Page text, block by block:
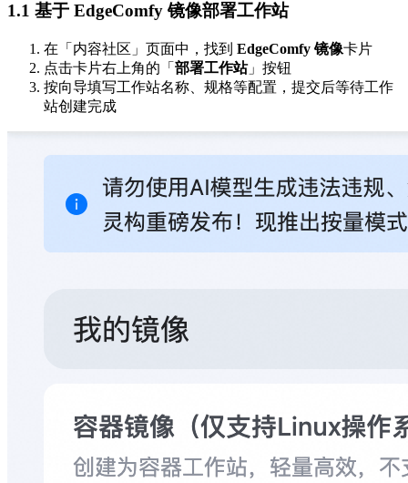
1.1 基于 EdgeComfy 镜像部署工作站
在「内容社区」页面中，找到 EdgeComfy 镜像卡片
点击卡片右上角的「 部署工作站」按钮
按向导填写工作站名称、规格等配置，提交后等待工作
站创建完成